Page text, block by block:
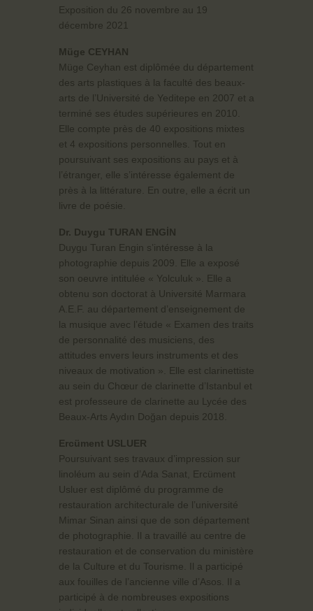
Exposition du 26 novembre au 19
décembre 2021
Müge CEYHAN
Müge Ceyhan est diplômée du département
des arts plastiques à la faculté des beaux-
arts de l’Université de Yeditepe en 2007 et a
terminé ses études supérieures en 2010.
Elle compte près de 40 expositions mixtes
et 4 expositions personnelles. Tout en
poursuivant ses expositions au pays et à
l’étranger, elle s’intéresse également de
près à la littérature. En outre, elle a écrit un
livre de poésie.
Dr. Duygu TURAN ENGİN
Duygu Turan Engin s’intéresse à la
photographie depuis 2009. Elle a exposé
son oeuvre intitulée « Yolculuk ». Elle a
obtenu son doctorat à Université Marmara
A.E.F. au département d’enseignement de
la musique avec l’étude « Examen des traits
de personnalité des musiciens, des
attitudes envers leurs instruments et des
niveaux de motivation ». Elle est clarinettiste
au sein du Chœur de clarinette d’Istanbul et
est professeure de clarinette au Lycée des
Beaux-Arts Aydın Doğan depuis 2018.
Ercüment USLUER
Poursuivant ses travaux d’impression sur
linoléum au sein d’Ada Sanat, Ercüment
Usluer est diplômé du programme de
restauration architecturale de l’université
Mimar Sinan ainsi que de son département
de photographie. Il a travaillé au centre de
restauration et de conservation du ministère
de la Culture et du Tourisme. Il a participé
aux fouilles de l’ancienne ville d’Asos. Il a
participé à de nombreuses expositions